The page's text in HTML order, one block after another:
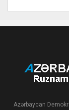
Azərbaycan